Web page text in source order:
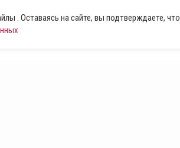
. Оставаясь на сайте, вы подтверждаете, что